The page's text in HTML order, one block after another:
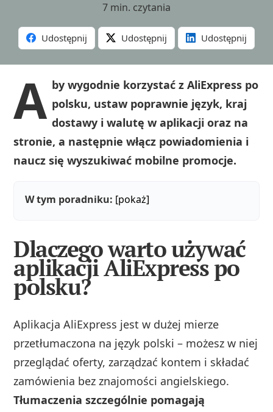
7 min. czytania
Udostępnij Udostępnij Udostępnij
A by wygodnie korzystać z AliExpress po
polsku, ustaw poprawnie język, kraj
dostawy i walutę w aplikacji oraz na
stronie, a następnie włącz powiadomienia i
naucz się wyszukiwać mobilne promocje.
W tym poradniku: [pokaż]
Dlaczego warto używać
aplikacji AliExpress po
polsku?
Aplikacja AliExpress jest w dużej mierze
przetłumaczona na język polski – możesz w niej
przeglądać oferty, zarządzać kontem i składać
zamówienia bez znajomości angielskiego.
Tłumaczenia szczególnie pomagają